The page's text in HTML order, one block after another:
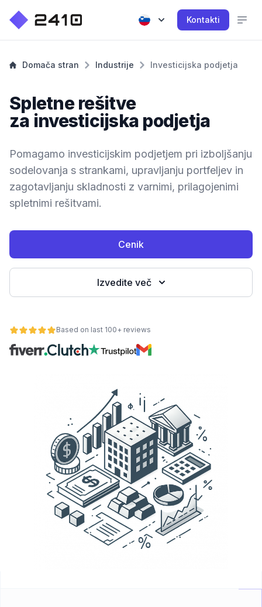
Kontakti
Domača stran Industrije Investicijska podjetja
Spletne rešitve
za investicijska podjetja
Pomagamo investicijskim podjetjem pri izboljšanju
sodelovanja s strankami, upravljanju portfeljev in
zagotavljanju skladnosti z varnimi, prilagojenimi
spletnimi rešitvami.
Cenik
Izvedite več
Based on last 100+ reviews